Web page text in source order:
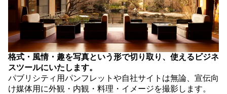
格式・風情・趣を写真という形で切り取り、使えるビジネ
スツールにいたします。
パブリシティ用パンフレットや自社サイトは無論、宣伝向
け媒体用に外観・内観・料理・イメージを撮影します。